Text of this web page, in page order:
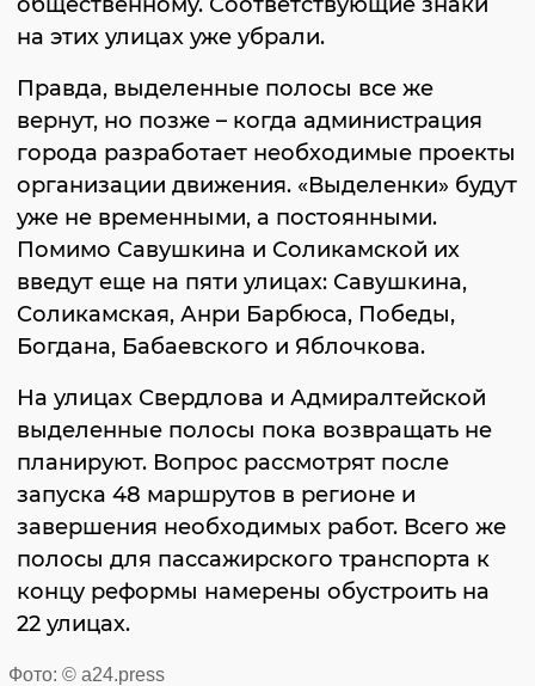
на этих улицах уже убрали.
Правда, выделенные полосы все же
вернут, но позже – когда администрация
города разработает необходимые проекты
организации движения. «Выделенки» будут
уже не временными, а постоянными.
Помимо Савушкина и Соликамской их
введут еще на пяти улицах: Савушкина,
Соликамская, Анри Барбюса, Победы,
Богдана, Бабаевского и Яблочкова.
На улицах Свердлова и Адмиралтейской
выделенные полосы пока возвращать не
планируют. Вопрос рассмотрят после
запуска 48 маршрутов в регионе и
завершения необходимых работ. Всего же
полосы для пассажирского транспорта к
концу реформы намерены обустроить на
22 улицах.
Фото: © a24.press